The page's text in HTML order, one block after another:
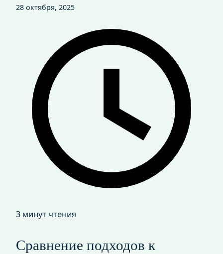
28 октября, 2025
3 минут чтения
Сравнение подходов к